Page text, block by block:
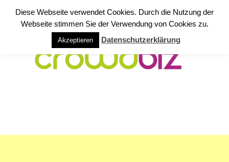
Diese Webseite verwendet Cookies. Durch die Nutzung der
Webseite stimmen Sie der Verwendung von Cookies zu.
Akzeptieren Datenschutzerklärung